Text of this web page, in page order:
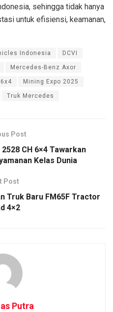
sehingga tidak hanya
untuk efisiensi, keamanan,
Indonesia DCVI
Mercedes-Benz Axor
Mining Expo 2025
Truk Mercedes
Post
CH 6×4 Tawarkan
Kelas Dunia
Post
Truk Baru FM65F Tractor
4×2
Putra